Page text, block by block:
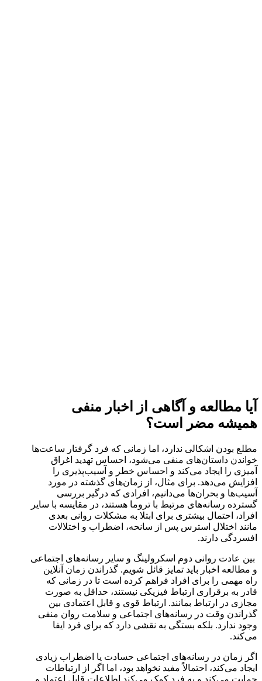
آیا مطالعه و آگاهی از اخبار منفی
همیشه مضر است؟
مطلع بودن اشکالی ندارد، اما زمانی که فرد گرفتار ساعت‌ها
خواندن داستان‌های منفی می‌شود، احساس تهدید اغراق
آمیزی را ایجاد می‌کند و احساس خطر و آسیب‌پذیری را
افزایش می‌دهد. برای مثال، از زمان‌های گذشته در مورد
آسیب‌ها و بحران‌ها می‌دانیم، افرادی که درگیر بررسی
گسترده رسانه‌های مرتبط با تروما هستند، در مقایسه با سایر
افراد، احتمال بیشتری برای ابتلا به مشکلات روانی بعدی
مانند اختلال استرس پس از سانحه، اضطراب و اختلالات
افسردگی دارند.
بین عادت روانی دوم اسکرولینگ و سایر رسانه‌های اجتماعی
و مطالعه اخبار باید تمایز قائل شویم. گذراندن زمان آنلاین
راه مهمی را برای افراد فراهم کرده است تا در زمانی که
قادر به برقراری ارتباط فیزیکی نیستند، حداقل به صورت
مجازی در ارتباط بمانند. ارتباط قوی و قابل اعتمادی بین
گذراندن وقت در رسانه‌های اجتماعی و سلامت روان منفی
وجود ندارد. بلکه بستگی به نقشی دارد که برای فرد ایفا
می‌کند.
اگر زمان در رسانه‌های اجتماعی حسادت یا اضطراب زیادی
ایجاد می‌کند، احتمالاً مفید نخواهد بود، اما اگر از ارتباطات
حمایت می‌کند و به فرد کمک می‌کند اطلاعات قابل اعتماد و